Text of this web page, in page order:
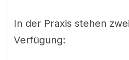
In der Praxis stehen
Verfügung: